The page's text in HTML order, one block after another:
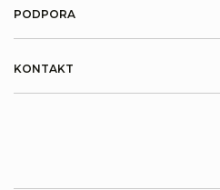
PODPORA
KONTAKT